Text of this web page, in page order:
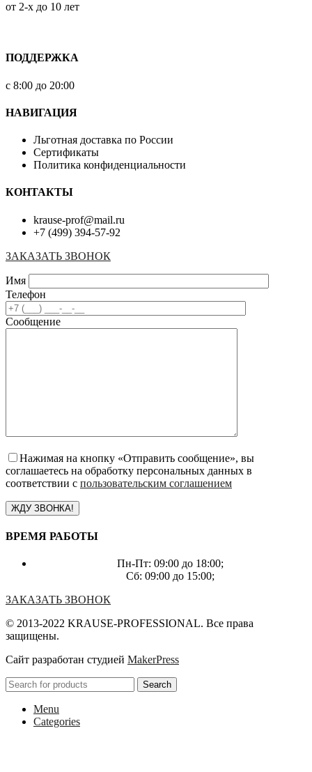
от 2-х до 10 лет
ПОДДЕРЖКА
с 8:00 до 20:00
НАВИГАЦИЯ
Льготная доставка по России
Сертификаты
Политика конфиденциальности
КОНТАКТЫ
krause-prof@mail.ru
+7 (499) 394-57-92
ЗАКАЗАТЬ ЗВОНОК
Имя
Телефон
Сообщение
Нажимая на кнопку «Отправить сообщение», вы
соглашаетесь на обработку персональных данных в
соответствии с пользовательским соглашением
ВРЕМЯ РАБОТЫ
Пн-Пт: 09:00 до 18:00;
Сб: 09:00 до 15:00;
ЗАКАЗАТЬ ЗВОНОК
© 2013-2022 KRAUSE-PROFESSIONAL. Все права
защищены.
Сайт разработан студией MakerPress
Search
Menu
Categories